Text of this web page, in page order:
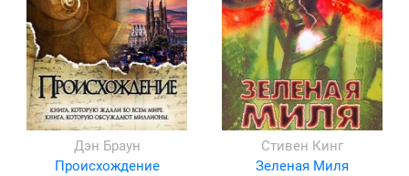
Дэн Браун
Происхождение
Стивен Кинг
Зеленая Миля